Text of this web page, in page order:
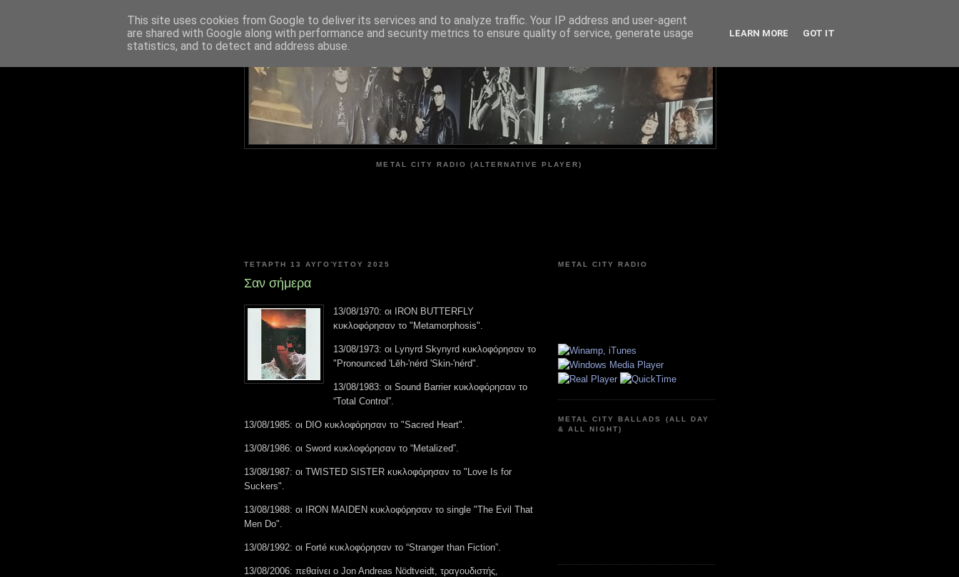
METAL CITY
METAL CITY RADIO (ALTERNATIVE PLAYER)
ΤΕΤΆΡΤΗ 13 ΑΥΓΟΎΣΤΟΥ 2025
Σαν σήμερα
13/08/1970: οι IRON BUTTERFLY
κυκλοφόρησαν το "Metamorphosis".
13/08/1973: οι Lynyrd Skynyrd κυκλοφόρησαν το
"Pronounced 'Lĕh-'nérd 'Skin-'nérd".
13/08/1983: οι Sound Barrier κυκλοφόρησαν το
“Total Control”.
13/08/1985: οι DIO κυκλοφόρησαν το "Sacred Heart".
13/08/1986: οι Sword κυκλοφόρησαν το “Metalized”.
13/08/1987: οι TWISTED SISTER κυκλοφόρησαν το "Love Is for
Suckers".
13/08/1988: οι IRON MAIDEN κυκλοφόρησαν το single "The Evil That
Men Do".
13/08/1992: οι Forté κυκλοφόρησαν το “Stranger than Fiction”.
13/08/2006: πεθαίνει ο Jon Andreas Nödtveidt, τραγουδιστής,
METAL CITY RADIO
METAL CITY BALLADS (ALL DAY
& ALL NIGHT)
This site uses cookies from Google to deliver its services and to analyze traffic. Your IP address and user-agent
are shared with Google along with performance and security metrics to ensure quality of service, generate usage
statistics, and to detect and address abuse.
LEARN MORE GOT IT